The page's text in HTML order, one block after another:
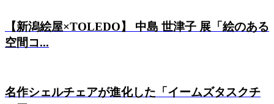
【新潟絵屋×TOLEDO】 中島 世津子 展「絵のある
空間コ...
名作シェルチェアが進化した「イームズタスクチ